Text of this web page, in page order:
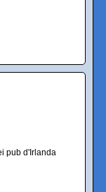
pub d'Irlanda